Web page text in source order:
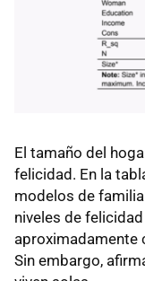
El tamaño del
felicidad. En la
modelos de
niveles de
aproximadamente
Sin embargo,